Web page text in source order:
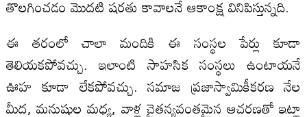
తొలగించడం మొదటి షరతు కావాలనే ఆకాంక్ష వినిపిస్తున్నది.
ఈ తరంలో చాలా మందికి ఈ సంస్థల పేర్లు కూడా
తెలియకపోవచ్చు. ఇలాంటి సాహసిక సంస్థలు ఉంటాయనే
ఊహ కూడా లేకపోవచ్చు. సమాజ ప్రజాస్వామికీకరణ నేల
మీద, మనుషుల మధ్య, వాళ్ల చైతన్యవంతమైన ఆచరణతో ఇట్లా